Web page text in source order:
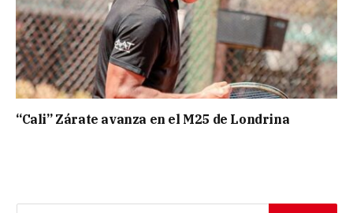
“Cali” Zárate avanza en el M25 de Londrina